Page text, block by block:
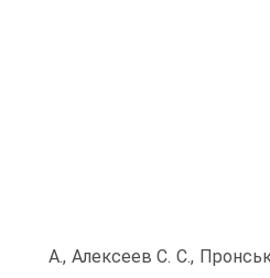
А., Алексеев С. С.,